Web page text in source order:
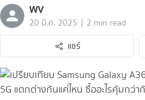
WV
20 มี.ค. 2025 | 2 min read
แชร์